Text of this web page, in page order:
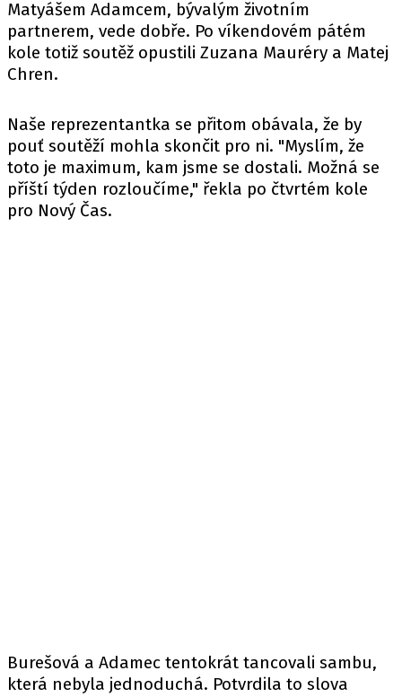
Matyášem Adamcem, bývalým životním
partnerem, vede dobře. Po víkendovém pátém
kole totiž soutěž opustili Zuzana Mauréry a Matej
Chren.
Naše reprezentantka se přitom obávala, že by
pouť soutěží mohla skončit pro ni. "Myslím, že
toto je maximum, kam jsme se dostali. Možná se
příští týden rozloučíme," řekla po čtvrtém kole
pro Nový Čas.
Burešová a Adamec tentokrát tancovali sambu,
která nebyla jednoduchá. Potvrdila to slova